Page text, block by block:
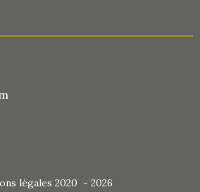
légales 2020 - 2026